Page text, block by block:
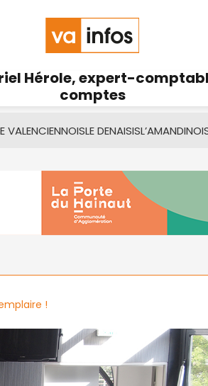
Hérole, expert-
comptes
VALENCIENNOISLE DENAISIS
!